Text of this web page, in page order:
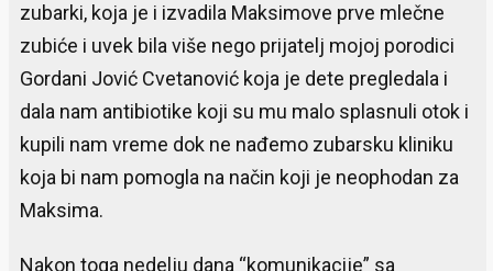
zubarki, koja je i izvadila Maksimove prve mlečne
zubiće i uvek bila više nego prijatelj mojoj porodici
Gordani Jović Cvetanović koja je dete pregledala i
dala nam antibiotike koji su mu malo splasnuli otok i
kupili nam vreme dok ne nađemo zubarsku kliniku
koja bi nam pomogla na način koji je neophodan za
Maksima.
Nakon toga nedelju dana “komunikacije” sa